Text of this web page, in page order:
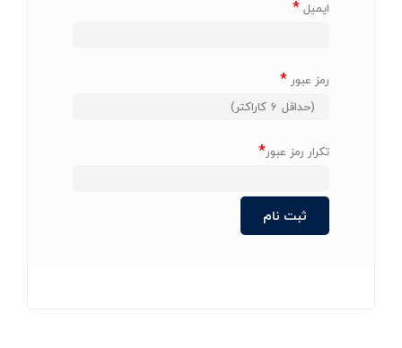
ایمیل*
رمز عبور *
تکرار رمز عبور*